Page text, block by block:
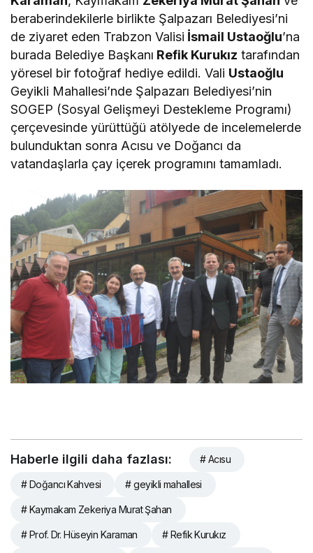
beraberindekilerle birlikte Şalpazarı Belediyesi’ni
de ziyaret eden Trabzon Valisi İsmail Ustaoğlu’na
burada Belediye Başkanı Refik Kurukız tarafından
yöresel bir fotoğraf hediye edildi. Vali Ustaoğlu
Geyikli Mahallesi’nde Şalpazarı Belediyesi’nin
SOGEP (Sosyal Gelişmeyi Destekleme Programı)
çerçevesinde yürüttüğü atölyede de incelemelerde
bulunduktan sonra Acısu ve Doğancı da
vatandaşlarla çay içerek programını tamamladı.
Haberle ilgili daha fazlası: # Acısu
# Doğancı Kahvesi # geyikli mahallesi
# Kaymakam Zekeriya Murat Şahan
# Prof. Dr. Hüseyin Karaman # Refik Kurukız